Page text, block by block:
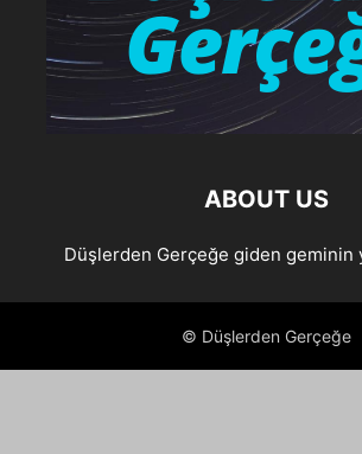
ABOUT US
Düşlerden Gerçeğe giden geminin
© Düşlerden Gerçeğe